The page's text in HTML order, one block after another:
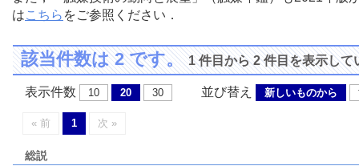
はこちら をご参照ください．
該当件数は 2 です。1 件目から 2 件目を表示して
表示件数 10 20 30 並び替え 新しいものから
« 前 1 次 »
総説